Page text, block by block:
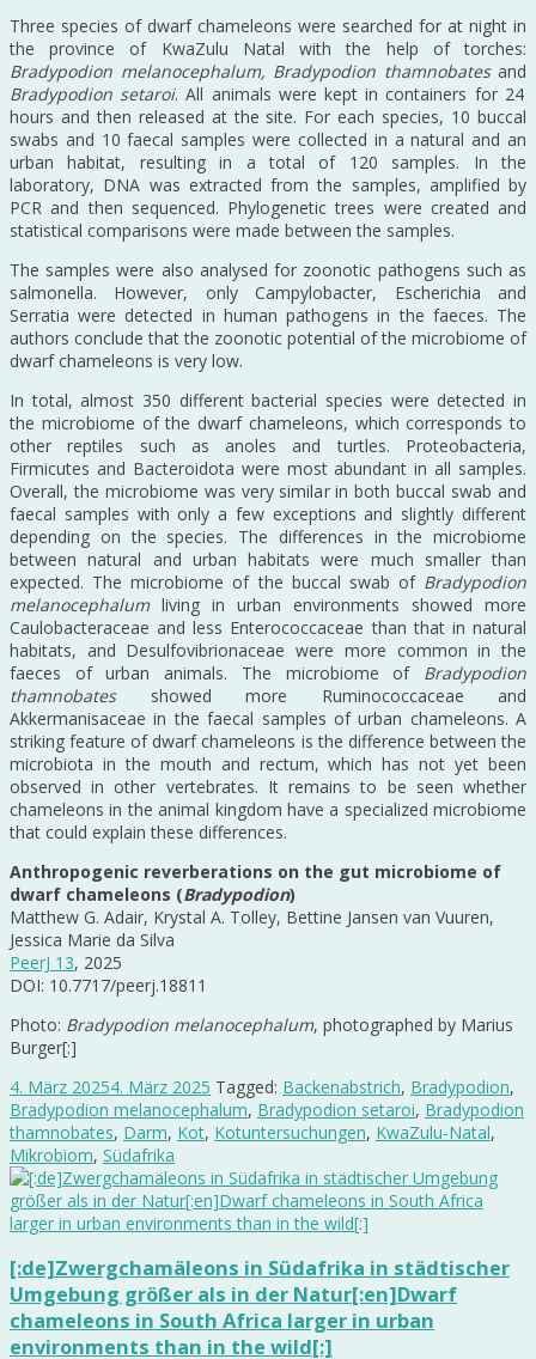
Three species of dwarf chameleons were searched for at night in
the province of KwaZulu Natal with the help of torches:
Bradypodion melanocephalum, Bradypodion thamnobates and
Bradypodion setaroi. All animals were kept in containers for 24
hours and then released at the site. For each species, 10 buccal
swabs and 10 faecal samples were collected in a natural and an
urban habitat, resulting in a total of 120 samples. In the
laboratory, DNA was extracted from the samples, amplified by
PCR and then sequenced. Phylogenetic trees were created and
statistical comparisons were made between the samples.
The samples were also analysed for zoonotic pathogens such as
salmonella. However, only Campylobacter, Escherichia and
Serratia were detected in human pathogens in the faeces. The
authors conclude that the zoonotic potential of the microbiome of
dwarf chameleons is very low.
In total, almost 350 different bacterial species were detected in
the microbiome of the dwarf chameleons, which corresponds to
other reptiles such as anoles and turtles. Proteobacteria,
Firmicutes and Bacteroidota were most abundant in all samples.
Overall, the microbiome was very similar in both buccal swab and
faecal samples with only a few exceptions and slightly different
depending on the species. The differences in the microbiome
between natural and urban habitats were much smaller than
expected. The microbiome of the buccal swab of Bradypodion
melanocephalumliving in urban environments showed more
Caulobacteraceae and less Enterococcaceae than that in natural
habitats, and Desulfovibrionaceae were more common in the
faeces of urban animals. The microbiome of Bradypodion
thamnobatesshowed more Ruminococcaceae and
Akkermanisaceae in the faecal samples of urban chameleons. A
striking feature of dwarf chameleons is the difference between the
microbiota in the mouth and rectum, which has not yet been
observed in other vertebrates. It remains to be seen whether
chameleons in the animal kingdom have a specialized microbiome
that could explain these differences.
Anthropogenic reverberations on the gut microbiome of
dwarf chameleons (Bradypodion)
Matthew G. Adair, Krystal A. Tolley, Bettine Jansen van Vuuren,
Jessica Marie da Silva
PeerJ 13, 2025
DOI: 10.7717/peerj.18811
Photo: Bradypodion melanocephalum, photographed by Marius
Burger[:]
4. März 20254. März 2025 Tagged: Backenabstrich, Bradypodion,
Bradypodion melanocephalum, Bradypodion setaroi, Bradypodion
thamnobates, Darm, Kot, Kotuntersuchungen, KwaZulu-Natal,
Mikrobiom, Südafrika
[:de]Zwergchamäleons in Südafrika in städtischer
Umgebung größer als in der Natur[:en]Dwarf
chameleons in South Africa larger in urban
environments than in the wild[:]